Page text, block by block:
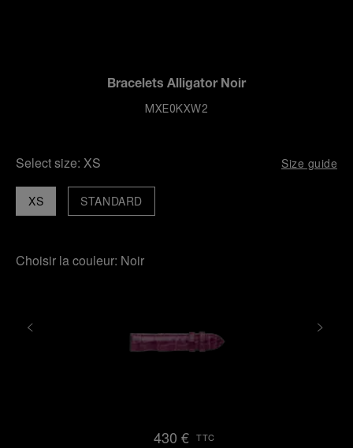
Bracelets Alligator Noir
MXE0KXW2
Select size: XS Size guide
XS STANDARD
Choisir la couleur: Noir
430 € TTC